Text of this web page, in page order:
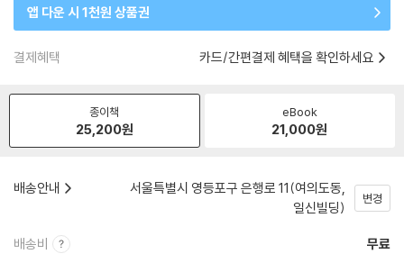
앱 다운 시 1천원 상품권
결제혜택 카드/간편결제 혜택을 확인하세요
종이책
25,200원
eBook
21,000원
배송안내
서울특별시 영등포구 은행로 11(여의도동,
일신빌딩)
변경
배송비 무료